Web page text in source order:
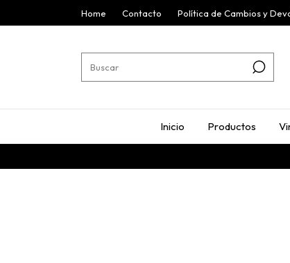
Home Contacto Política de Cambios y
Inicio Productos